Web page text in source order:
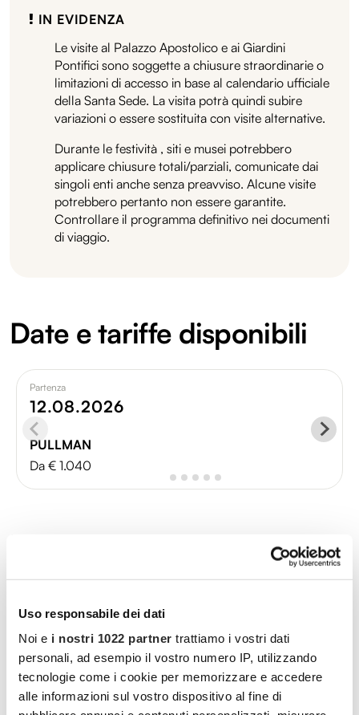
Uso responsabile dei dati
Noi e i nostri 1022 partner trattiamo i vostri dati
personali, ad esempio il vostro numero IP, utilizzando
tecnologie come i cookie per memorizzare e accedere
alle informazioni sul vostro dispositivo al fine di
IN EVIDENZA
Le visite al Palazzo Apostolico e ai Giardini
Pontifici sono soggette a chiusure straordinarie o
limitazioni di accesso in base al calendario ufficiale
della Santa Sede. La visita potrà quindi subire
variazioni o essere sostituita con visite alternative.
Durante le festività , siti e musei potrebbero
applicare chiusure totali/parziali, comunicate dai
singoli enti anche senza preavviso. Alcune visite
potrebbero pertanto non essere garantite.
Controllare il programma definitivo nei documenti
di viaggio.
Date e tariffe disponibili
Partenza
12.08.2026
PULLMAN
Da € 1.040